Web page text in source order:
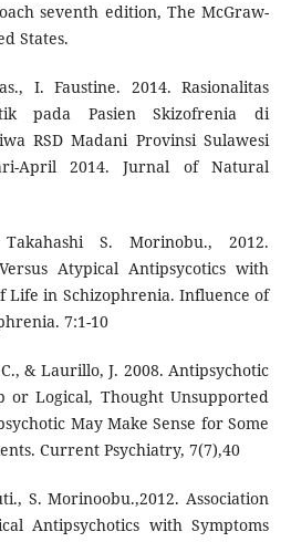
seventh edition, The McGraw-
States.
I. Faustine. 2014. Rasionalitas
pada Pasien Skizofrenia di
RSD Madani Provinsi Sulawesi
April 2014. Jurnal of Natural
S. Morinobu., 2012.
Atypical Antipsycotics with
Life in Schizophrenia. Influence of
7:1-10
& Laurillo, J. 2008. Antipsychotic
or Logical, Thought Unsupported
May Make Sense for Some
Current Psychiatry, 7(7),40
S. Morinoobu.,2012. Association
Antipsychotics with Symptoms